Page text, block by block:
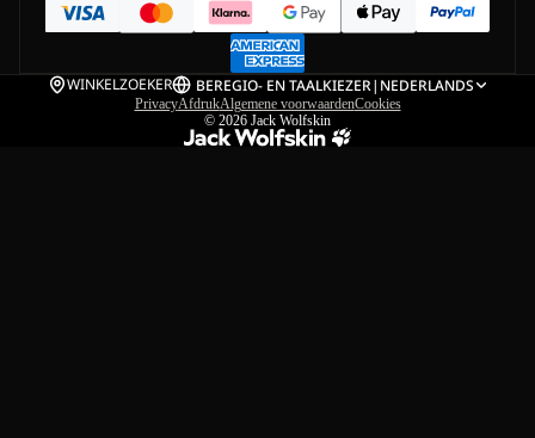
WINKELZOEKER BEREGIO- EN TAALKIEZER| NEDERLANDS
PrivacyAfdrukAlgemene voorwaardenCookies
© 2026 Jack Wolfskin